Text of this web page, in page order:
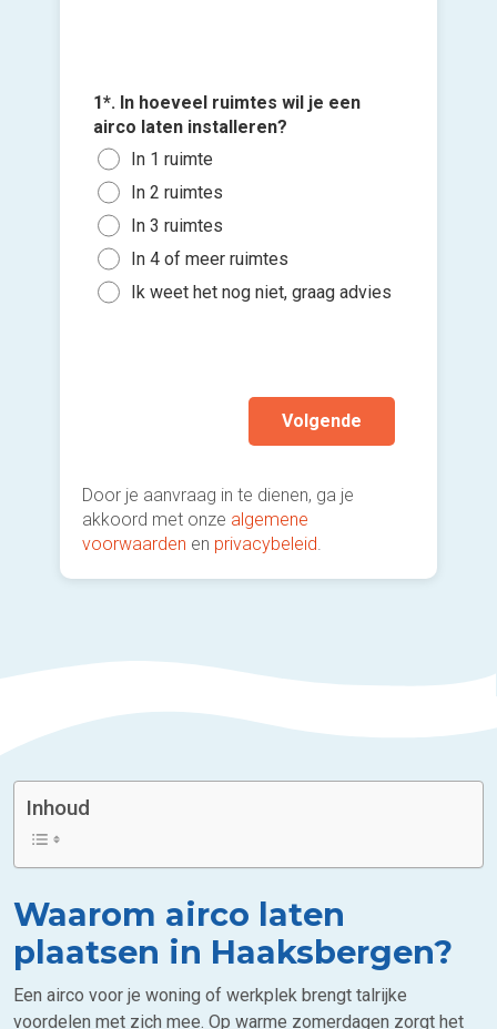
1*. In hoeveel ruimtes wil je een
airco laten installeren?
In 1 ruimte
In 2 ruimtes
In 3 ruimtes
In 4 of meer ruimtes
Ik weet het nog niet, graag advies
Volgende
Door je aanvraag in te dienen, ga je
akkoord met onze algemene
voorwaarden en privacybeleid.
Inhoud
Waarom airco laten
plaatsen in Haaksbergen?
Een airco voor je woning of werkplek brengt talrijke
voordelen met zich mee. Op warme zomerdagen zorgt het